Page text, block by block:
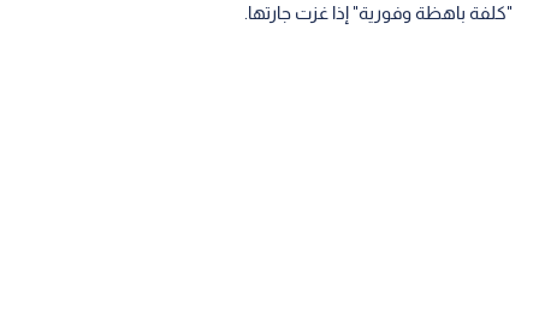
"كلفة باهظة وفورية" إذا غزت جارتها.